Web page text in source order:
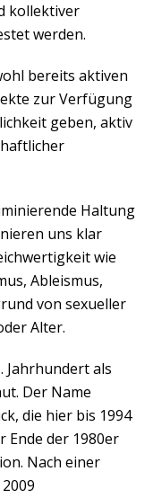
kollektiver
werden.
bereits aktiven
zur Verfügung
geben, aktiv
Haltung
uns klar
wie
Ableismus,
von sexueller
Alter.
Jahrhundert als
Der Name
die hier bis 1994
Ende der 1980er
Nach einer